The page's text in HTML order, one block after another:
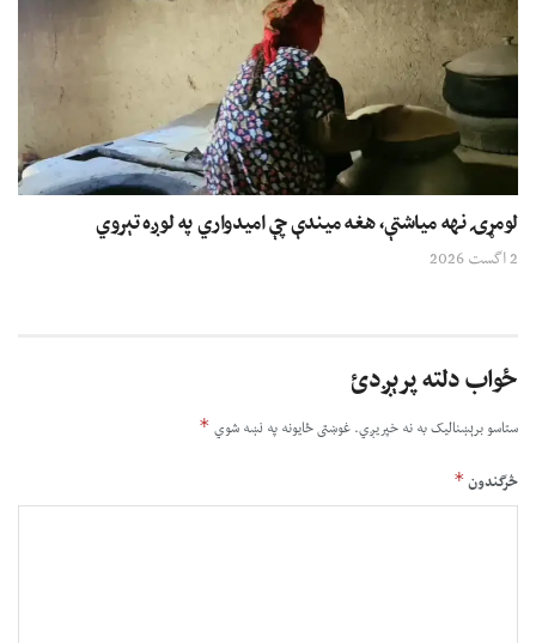
لومړۍ نهه میاشتې، هغه میندې چې امیدواري په لوږه تېروي
2 اگست 2026
ځواب دلته پرېږدئ
ستاسو برېښناليک به نه خپريږي.غوښتى ځایونه په نښه شوي *
څرگندون*